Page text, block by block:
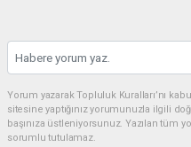
Yorum yazarak Topluluk Kuralları’nı
sitesine yaptığınız yorumunuzla ilgili
başınıza üstleniyorsunuz. Yazılan
sorumlu tutulamaz.